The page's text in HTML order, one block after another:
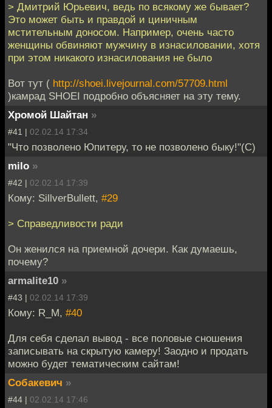
> Дмитрий Юрьевич, ведь по всякому же бывает?
Это может быть и правдой и циничным
мстительным доносом. Например, очень часто
женщины обвиняют мужчину в изнасиловании, хотя
при этом никакого изнасилования не было
Вот тут ( http://shoei.livejournal.com/57709.html
)камрад SHOEI подробно объясняет на эту тему.
Хромой Шайтан »
#41 | 02.02.14 17:34
"Что позволено Юпитеру, то не позволено быку!"(С)
milo »
#42 | 02.02.14 17:39
Кому: SillverBullett, #29
> Справедливости ради
Он женился на приемной дочери. Как думаешь,
почему?
armalite10 »
#43 | 02.02.14 17:39
Кому: R_M, #40
Для себя сделал вывод - все половые сношения
записывать на скрытую камеру! Заодно и продать
можно будет тематическим сайтам!
Собакевич »
#44 | 02.02.14 17:46